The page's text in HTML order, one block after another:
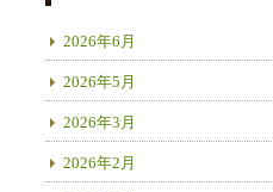
2026年6月
2026年5月
2026年3月
2026年2月